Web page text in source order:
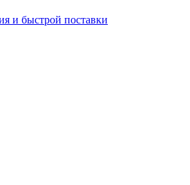
и быстрой поставки